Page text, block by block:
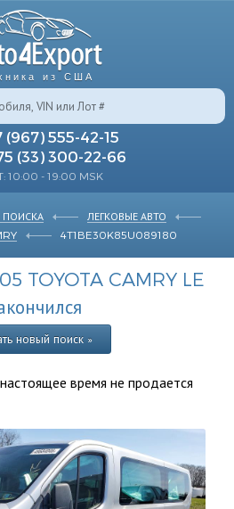
из США
(967) 555-42-15
(33) 300-22-66
10:00 - 19:00 MSK
ПОИСКА
ЛЕГКОВЫЕ АВТО
4T1BE30K85U089180
TOYOTA CAMRY LE
новый поиск »
время не продается